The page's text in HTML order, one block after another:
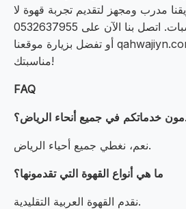
مدرب ومجهز لتقديم تجربة قهوة لا
تُنسى في جميع المناسبات. اتصل بنا الآن على 0532637955
أو تفضل بزيارة موقعنا qahwajiyn.com لحجز قهوجي
مناسبتك!
FAQ
خدماتكم في جميع أنحاء الرياض؟
نعم، نغطي جميع أحياء الرياض.
ما هي أنواع القهوة التي تقدمونها؟
نقدم القهوة العربية التقليدية.